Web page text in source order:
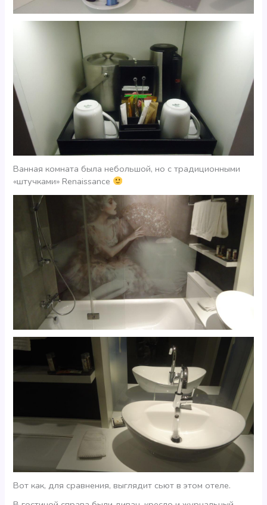
Ванная комната была небольшой, но с традиционными
«штучками» Renaissance
Вот как, для сравнения, выглядит сьют в этом отеле.